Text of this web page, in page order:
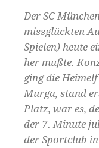
Der SC
missglückten
Spielen) heute
her mußte.
ging die
Murga, stand
Platz, war es,
der 7. Minute
der Sportclub